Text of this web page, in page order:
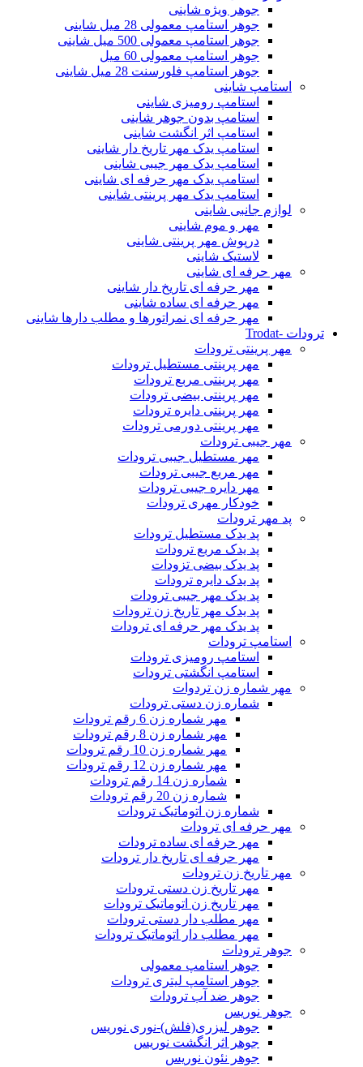
جوهر ویژه شاینی
جوهر استامپ معمولی 28 میل شاینی
جوهر استامپ معمولی 500 میل شاینی
جوهر استامپ معمولی 60 میل
جوهر استامپ فلورسنت 28 میل شاینی
استامپ شاینی
استامپ رومیزی شاینی
استامپ بدون جوهر شاینی
استامپ اثر انگشت شاینی
استامپ یدک مهر تاریخ دار شاینی
استامپ یدک مهر جیبی شاینی
استامپ یدک مهر حرفه ای شاینی
استامپ یدک مهر پرینتی شاینی
لوازم جانبی شاینی
مهر و موم شاینی
درپوش مهر پرینتی شاینی
لاستیک شاینی
مهر حرفه ای شاینی
مهر حرفه ای تاریخ دار شاینی
مهر حرفه ای ساده شاینی
مهر حرفه ای نمراتورها و مطلب دارها شاینی
ترودات -Trodat
مهر پرینتی ترودات
مهر پرینتی مستطیل ترودات
مهر پرینتی مربع ترودات
مهر پرینتی بیضی ترودات
مهر پرینتی دایره ترودات
مهر پرینتی دورمی ترودات
مهر جیبی ترودات
مهر مستطیل جیبی ترودات
مهر مربع جیبی ترودات
مهر دایره جیبی ترودات
خودکار مهری ترودات
پد مهر ترودات
پد یدک مستطیل ترودات
پد یدک مربع ترودات
پد یدک بیضی تزودات
پد یدک دایره ترودات
پد یدک مهر جیبی ترودات
پد یدک مهر تاریخ زن ترودات
پد یدک مهر حرفه ای ترودات
استامپ ترودات
استامپ رومیزی ترودات
استامپ انگشتی ترودات
مهر شماره زن تردوات
شماره زن دستی ترودات
مهر شماره زن 6 رقم ترودات
مهر شماره زن 8 رقم ترودات
مهر شماره زن 10 رقم ترودات
مهر شماره زن 12 رقم ترودات
شماره زن 14 رقم ترودات
شماره زن 20 رقم ترودات
شماره زن اتوماتیک ترودات
مهر حرفه ای ترودات
مهر حرفه ای ساده ترودات
مهر حرفه ای تاریخ دار ترودات
مهر تاریخ زن ترودات
مهر تاریخ زن دستی ترودات
مهر تاریخ زن اتوماتیک ترودات
مهر مطلب دار دستی ترودات
مهر مطلب دار اتوماتیک ترودات
جوهر ترودات
جوهر استامپ معمولی
جوهر استامپ لیتری ترودات
جوهر ضد آب ترودات
جوهر نوریس
جوهر لیزری(فلش)-نوری نوریس
جوهر اثر انگشت نوریس
جوهر نئون نوریس